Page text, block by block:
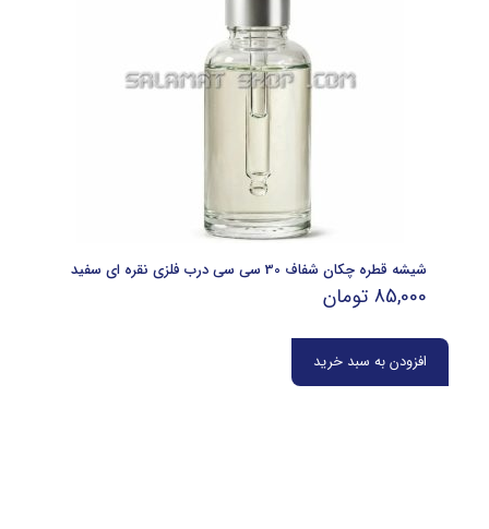
شیشه قطره چکان شفاف 30 سی سی درب فلزی نقره ای سفید
85,000 تومان
افزودن به سبد خرید